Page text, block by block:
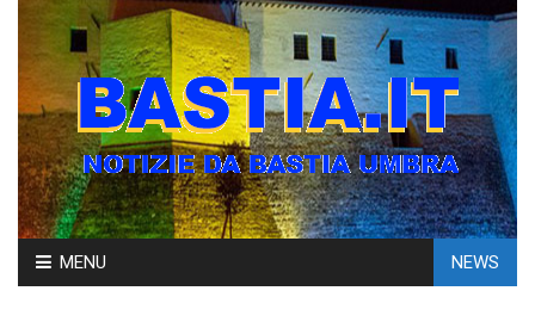
Skip
to
MENU NEWS